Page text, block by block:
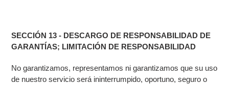
SECCIÓN 13 - DESCARGO DE RESPONSABILIDAD DE
GARANTÍAS; LIMITACIÓN DE RESPONSABILIDAD
No garantizamos, representamos ni garantizamos que su uso
de nuestro servicio será ininterrumpido, oportuno, seguro o